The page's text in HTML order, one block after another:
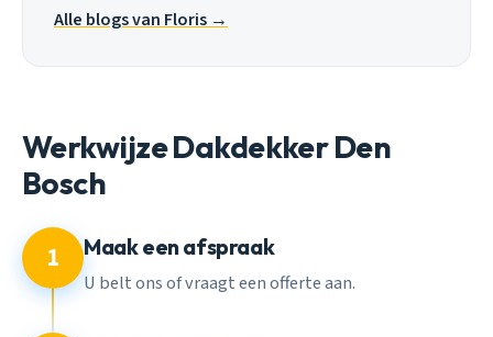
Alle blogs van Floris →
Werkwijze Dakdekker Den
Bosch
1 Maak een afspraak
U belt ons of vraagt een offerte aan.